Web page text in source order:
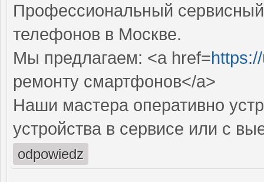
Профессиональный
телефонов в Москве.
Мы предлагаем: <a href=
ремонту смартфонов</a>
Наши мастера оперативно
устройства в сервисе или с
odpowiedz